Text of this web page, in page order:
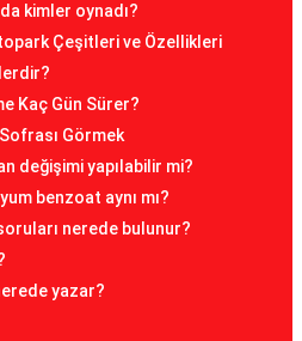
kimler oynadı?
Çeşitleri ve Özellikleri
Kaç Gün Sürer?
Görmek
değişimi yapılabilir mi?
benzoat aynı mı?
nerede bulunur?
yazar?